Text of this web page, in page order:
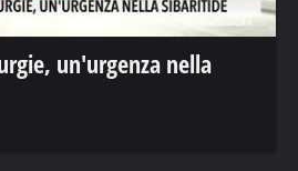
un'urgenza nella